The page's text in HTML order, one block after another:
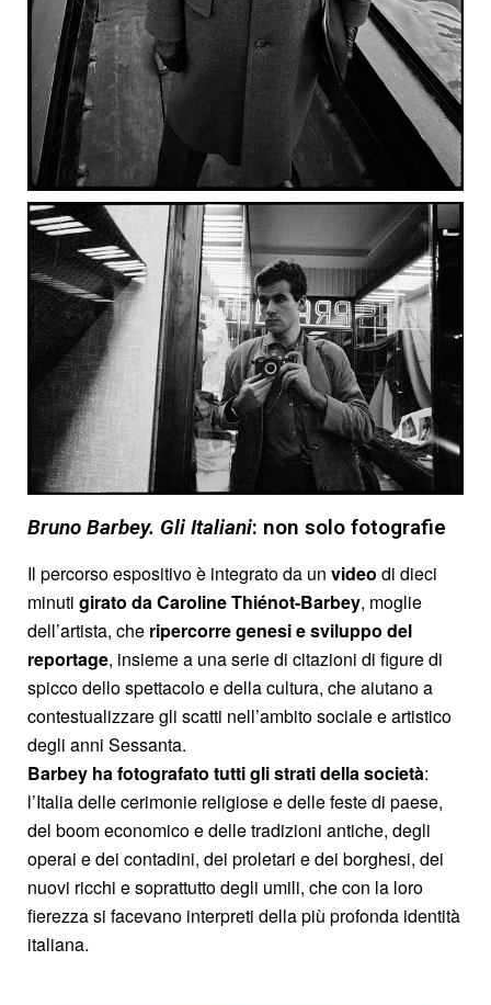
Bruno Barbey. Gli Italiani: non solo fotografie
Il percorso espositivo è integrato da un video di dieci
minuti girato da Caroline Thiénot-Barbey, moglie
dell’artista, che ripercorre genesi e sviluppo del
reportage, insieme a una serie di citazioni di figure di
spicco dello spettacolo e della cultura, che aiutano a
contestualizzare gli scatti nell’ambito sociale e artistico
degli anni Sessanta.
Barbey ha fotografato tutti gli strati della società:
l’Italia delle cerimonie religiose e delle feste di paese,
del boom economico e delle tradizioni antiche, degli
operai e dei contadini, dei proletari e dei borghesi, dei
nuovi ricchi e soprattutto degli umili, che con la loro
fierezza si facevano interpreti della più profonda identità
italiana.